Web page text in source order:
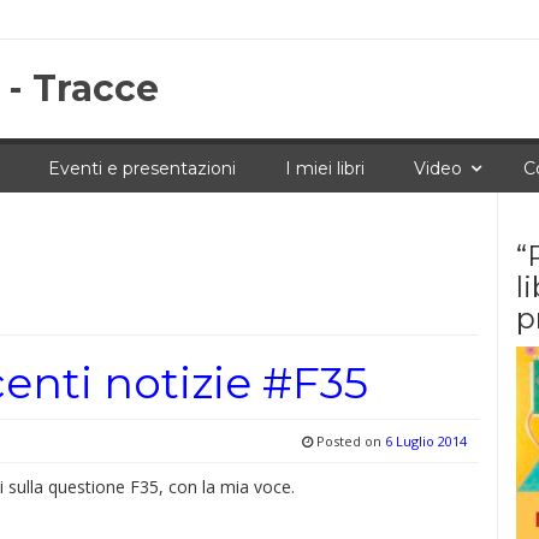
Tracce
Eventi e presentazioni I miei libri Video
notizie #F35
Posted on 6 Luglio 2014
sulla questione F35, con la mia voce.